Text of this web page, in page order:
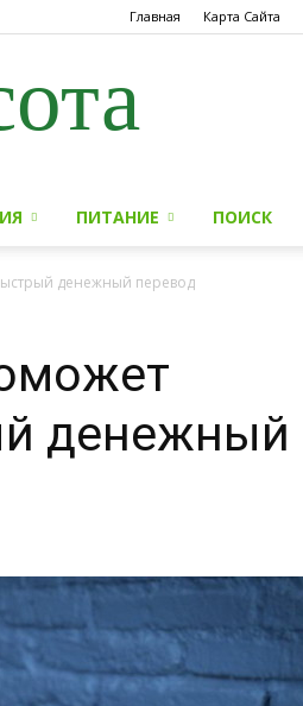
Главная Карта Сайта
ПИТАНИЕ ПОИСК
денежный перевод
денежный